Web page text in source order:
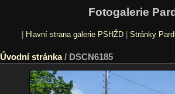
Fotogalerie
Hlavní strana galerie PSHŽD| Stránky
Úvodní stránka/ DSCN6185